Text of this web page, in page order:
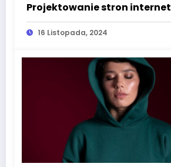
Projektowanie stron
16 Listopada, 2024